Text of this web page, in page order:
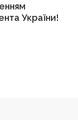
України!